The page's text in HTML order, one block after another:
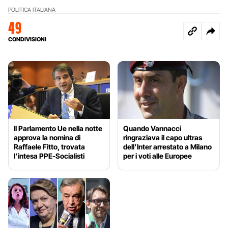
POLITICA ITALIANA
49
CONDIVISIONI
Il Parlamento Ue nella notte
approva la nomina di
Raffaele Fitto, trovata
l’intesa PPE-Socialisti
Quando Vannacci
ringraziava il capo ultras
dell’Inter arrestato a Milano
per i voti alle Europee